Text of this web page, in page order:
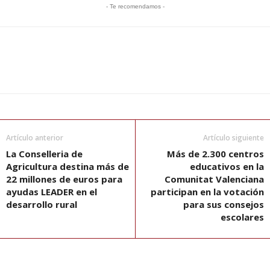
- Te recomendamos -
Artículo anterior
La Conselleria de
Agricultura destina más de
22 millones de euros para
ayudas LEADER en el
desarrollo rural
Artículo siguiente
Más de 2.300 centros
educativos en la
Comunitat Valenciana
participan en la votación
para sus consejos
escolares